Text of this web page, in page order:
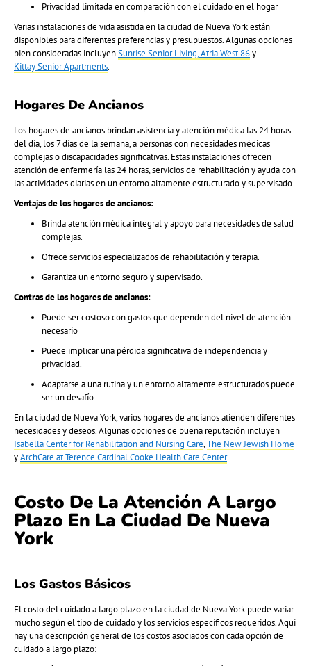
Privacidad limitada en comparación con el cuidado en el hogar
Varias instalaciones de vida asistida en la ciudad de Nueva York están
disponibles para diferentes preferencias y presupuestos. Algunas opciones
bien consideradas incluyenSunrise Senior Living, Atria West 86y
Kittay Senior Apartments.
Hogares De Ancianos
Los hogares de ancianos brindan asistencia y atención médica las 24 horas
del día, los 7 días de la semana, a personas con necesidades médicas
complejas o discapacidades significativas. Estas instalaciones ofrecen
atención de enfermería las 24 horas, servicios de rehabilitación y ayuda con
las actividades diarias en un entorno altamente estructurado y supervisado.
Ventajas de los hogares de ancianos:
Brinda atención médica integral y apoyo para necesidades de salud
complejas.
Ofrece servicios especializados de rehabilitación y terapia.
Garantiza un entorno seguro y supervisado.
Contras de los hogares de ancianos:
Puede ser costoso con gastos que dependen del nivel de atención
necesario
Puede implicar una pérdida significativa de independencia y
privacidad.
Adaptarse a una rutina y un entorno altamente estructurados puede
ser un desafío
En la ciudad de Nueva York, varios hogares de ancianos atienden diferentes
necesidades y deseos. Algunas opciones de buena reputación incluyen
Isabella Center for Rehabilitation and Nursing Care,The New Jewish Home
yArchCare at Terence Cardinal Cooke Health Care Center.
Costo De La Atención A Largo
Plazo En La Ciudad De Nueva
York
Los Gastos Básicos
El costo del cuidado a largo plazo en la ciudad de Nueva York puede variar
mucho según el tipo de cuidado y los servicios específicos requeridos. Aquí
hay una descripción general de los costos asociados con cada opción de
cuidado a largo plazo: